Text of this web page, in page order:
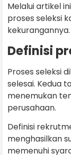
Melalui artikel
proses seleksi
kekurangannya.
Definisi
Proses seleksi
selesai. Kedua
menemukan
perusahaan.
Definisi
menghasilkan
memenuhi